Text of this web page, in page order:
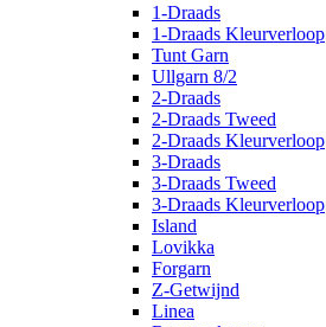
1-Draads
1-Draads Kleurverloop
Tunt Garn
Ullgarn 8/2
2-Draads
2-Draads Tweed
2-Draads Kleurverloop
3-Draads
3-Draads Tweed
3-Draads Kleurverloop
Island
Lovikka
Forgarn
Z-Getwijnd
Linea